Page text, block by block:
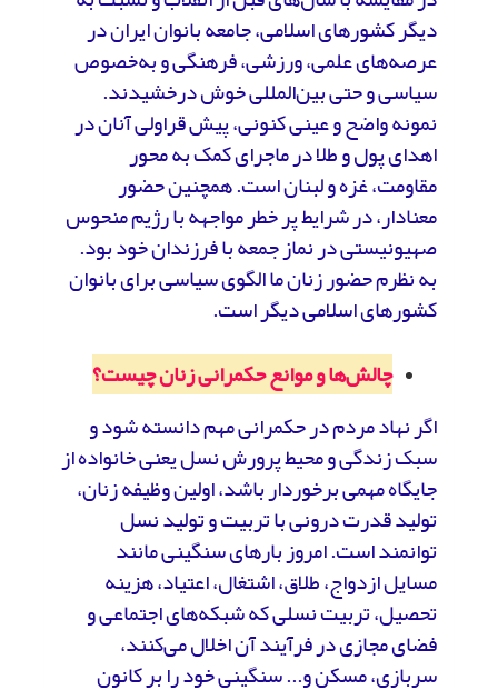
دیگر کشورهای اسلامی، جامعه بانوان ایران در
عرصه‌های علمی، ورزشی، فرهنگی و به‌خصوص
سیاسی و حتی بین‌المللی خوش درخشیدند.
نمونه واضح و عینی کنونی، پیش قراولی آنان در
اهدای پول و طلا در ماجرای کمک به محور
مقاومت، غزه و لبنان است. همچنین حضور
معنادار، در شرایط پر خطر مواجهه با رژیم منحوس
صهیونیستی در نماز جمعه با فرزندان خود بود.
به نظرم حضور زنان ما الگوی سیاسی برای بانوان
کشورهای اسلامی دیگر است.
چالش‌ها و موانع حکمرانی زنان چیست؟
اگر نهاد مردم در حکمرانی مهم دانسته شود و
سبک زندگی و محیط پرورش نسل یعنی خانواده از
جایگاه مهمی برخوردار باشد، اولین وظیفه زنان،
تولید قدرت درونی با تربیت و تولید نسل
توانمند است. امروز بارهای سنگینی مانند
مسایل ازدواج، طلاق، اشتغال، اعتیاد، هزینه
تحصیل، تربیت نسلی که شبکه‌های اجتماعی و
فضای مجازی در فرآیند آن اخلال می‌کنند،
سربازی، مسکن و... سنگینی خود را بر کانون